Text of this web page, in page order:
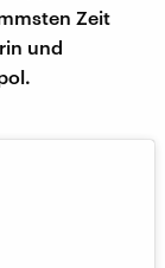
Zeit
und